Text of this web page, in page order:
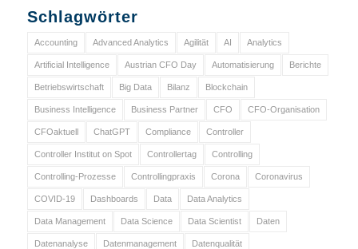
Schlagwörter
Accounting Advanced Analytics Agilität AI Analytics
Artificial Intelligence Austrian CFO Day Automatisierung Berichte
Betriebswirtschaft Big Data Bilanz Blockchain
Business Intelligence Business Partner CFO CFO-Organisation
CFOaktuell ChatGPT Compliance Controller
Controller Institut on Spot Controllertag Controlling
Controlling-Prozesse Controllingpraxis Corona Coronavirus
COVID-19 Dashboards Data Data Analytics
Data Management Data Science Data Scientist Daten
Datenanalyse Datenmanagement Datenqualität